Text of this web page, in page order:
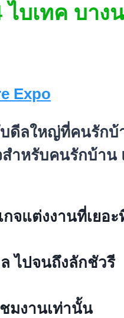
ไบเทค บาง
ดีลใหญ่ที่คนรัก
ำหรับคนรักบ้าน
จแต่งงานที่เยอ
ไปจนถึงลักชัวรี
มงานเท่านั้น